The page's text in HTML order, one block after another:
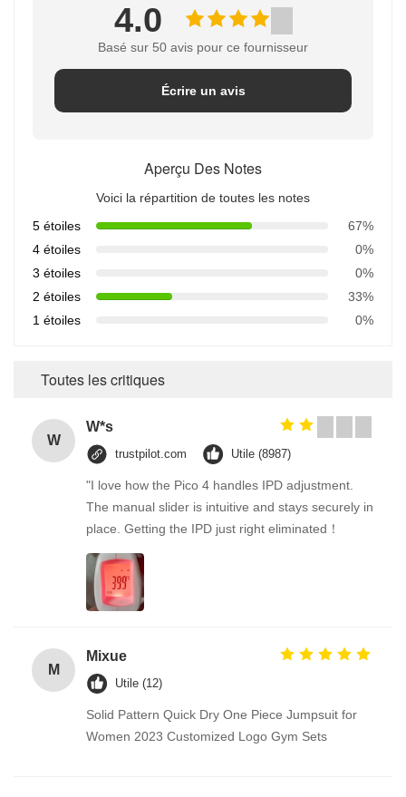
4.0
Basé sur 50 avis pour ce fournisseur
Écrire un avis
Aperçu Des Notes
Voici la répartition de toutes les notes
5 étoiles
67%
4 étoiles
0%
3 étoiles
0%
2 étoiles
33%
1 étoiles
0%
Toutes les critiques
W
W*s
trustpilot.com Utile (8987)
"I love how the Pico 4 handles IPD adjustment.
The manual slider is intuitive and stays securely in
place. Getting the IPD just right eliminated！
M
Mixue
Utile (12)
Solid Pattern Quick Dry One Piece Jumpsuit for
Women 2023 Customized Logo Gym Sets